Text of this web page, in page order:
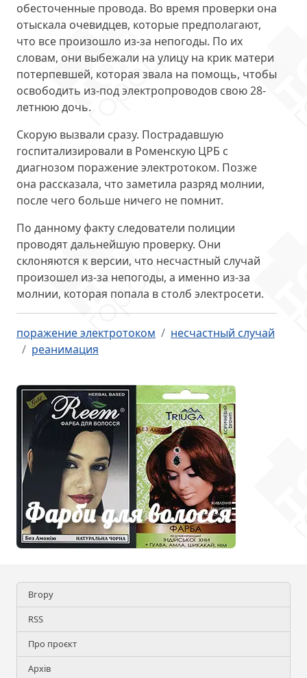
обесточенные провода. Во время проверки она
отыскала очевидцев, которые предполагают,
что все произошло из-за непогоды. По их
словам, они выбежали на улицу на крик матери
потерпевшей, которая звала на помощь, чтобы
освободить из-под электропроводов свою 28-
летнюю дочь.
Скорую вызвали сразу. Пострадавшую
госпитализировали в Роменскую ЦРБ с
диагнозом поражение электротоком. Позже
она рассказала, что заметила разряд молнии,
после чего больше ничего не помнит.
По данному факту следователи полиции
проводят дальнейшую проверку. Они
склоняются к версии, что несчастный случай
произошел из-за непогоды, а именно из-за
молнии, которая попала в столб электросети.
поражение электротоком
несчастный случай
реанимация
Вгору
RSS
Про проєкт
Архів